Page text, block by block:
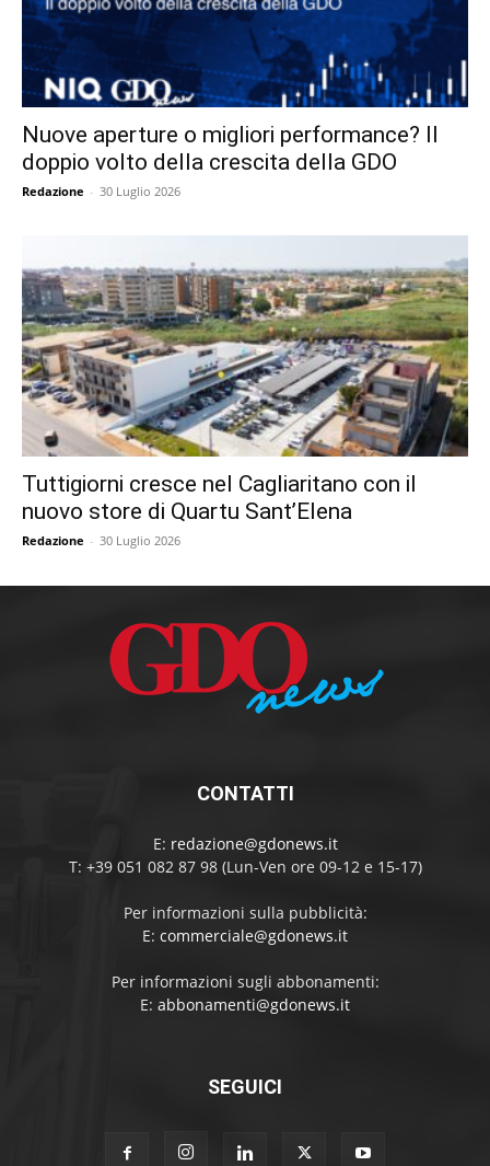
Nuove aperture o migliori performance? Il
doppio volto della crescita della GDO
Redazione - 30 Luglio 2026
Tuttigiorni cresce nel Cagliaritano con il
nuovo store di Quartu Sant’Elena
Redazione - 30 Luglio 2026
CONTATTI
E: redazione@gdonews.it
T: +39 051 082 87 98 (Lun-Ven ore 09-12 e 15-17)
Per informazioni sulla pubblicità:
E: commerciale@gdonews.it
Per informazioni sugli abbonamenti:
E: abbonamenti@gdonews.it
SEGUICI